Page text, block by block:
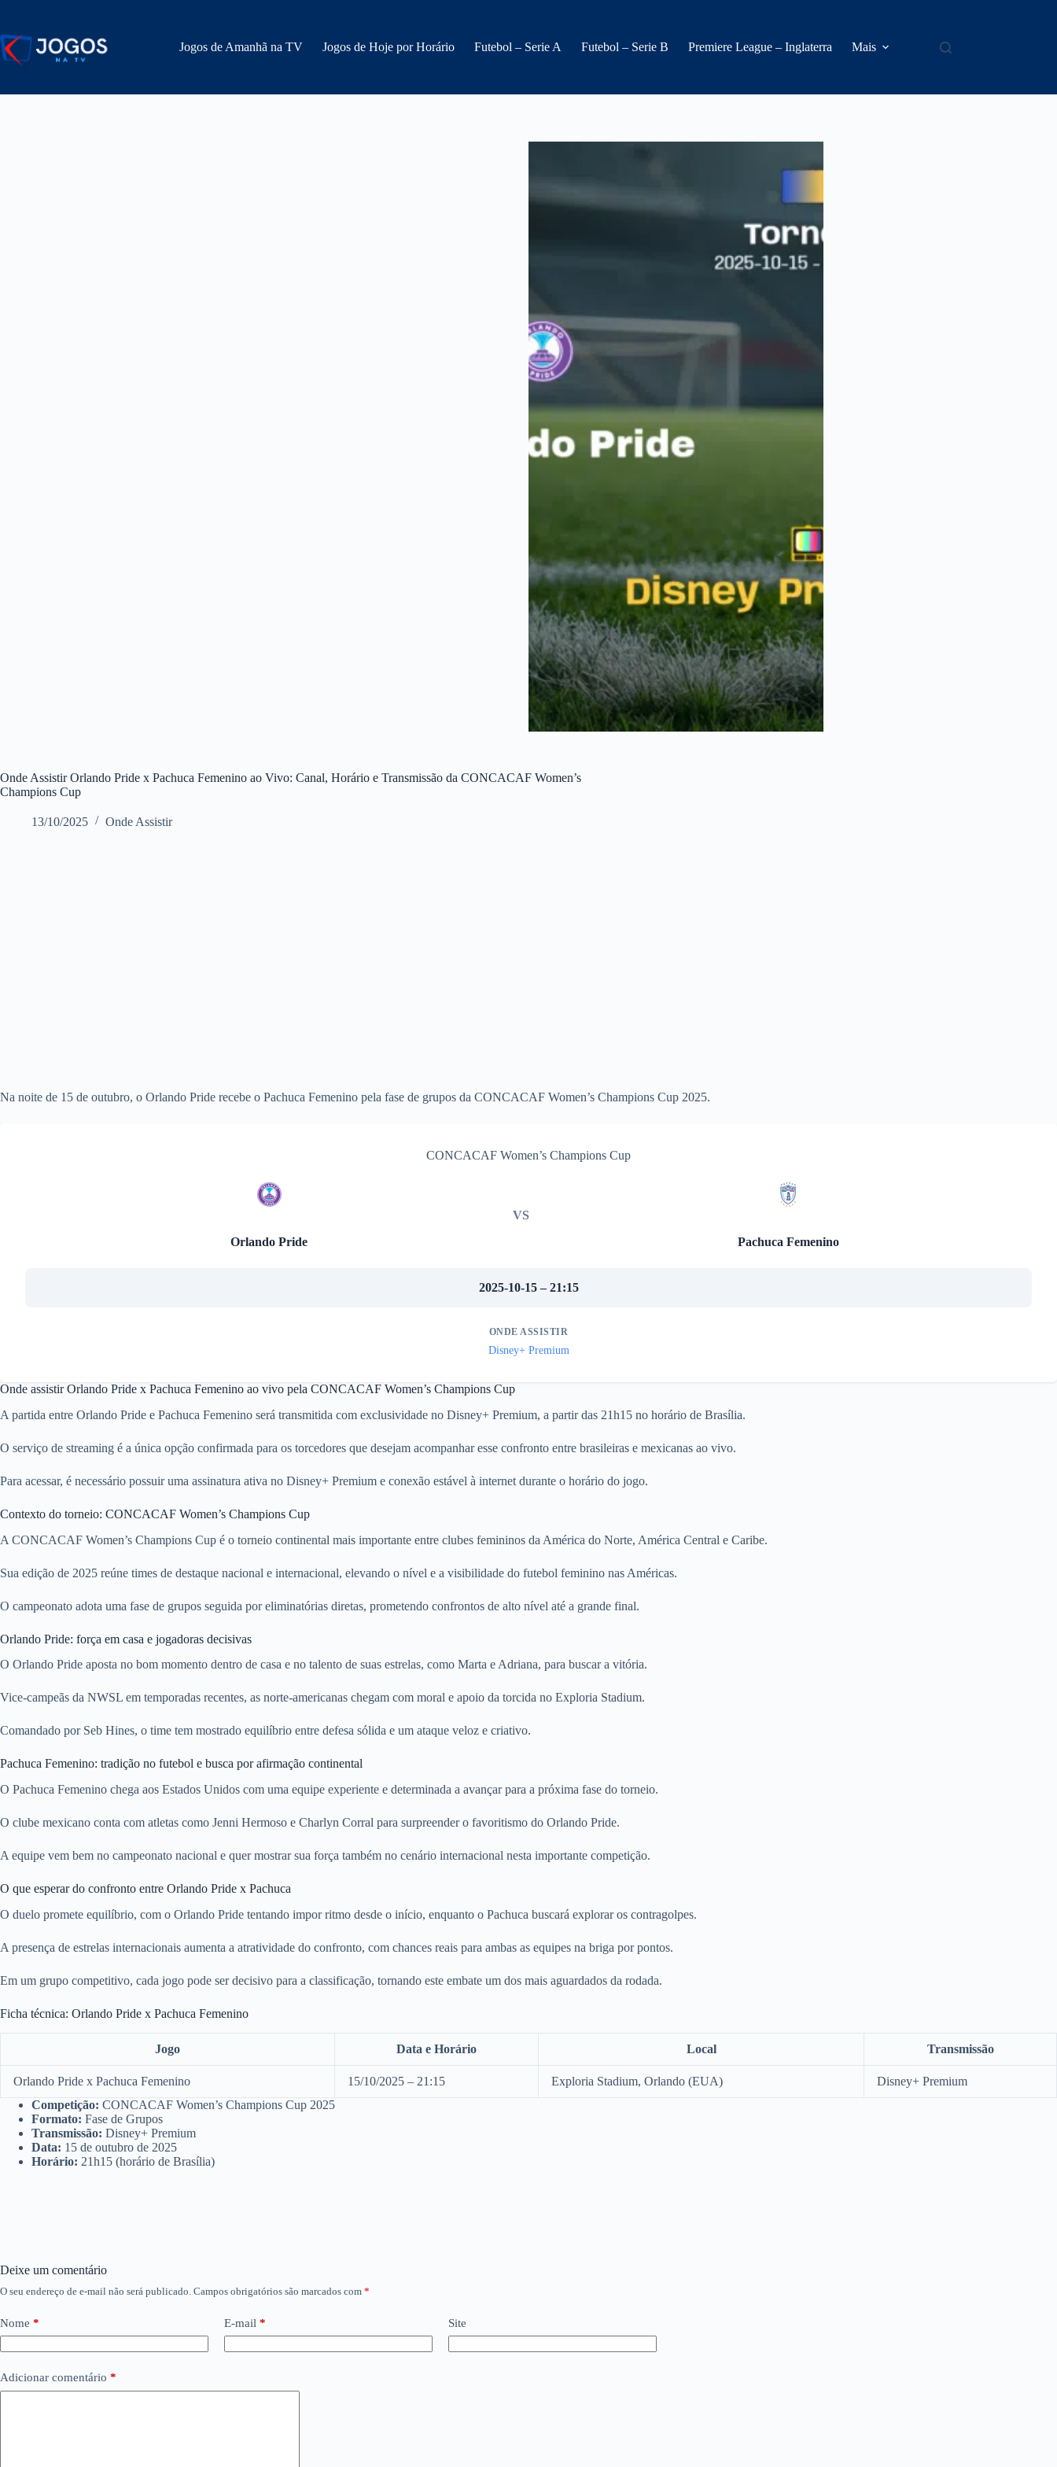
o
conteúdo
Jogos de Amanhã na TV Jogos de Hoje por Horário Futebol – Serie A Futebol – Serie B Premiere League – Inglaterra Mais
Onde Assistir Orlando Pride x Pachuca Femenino ao Vivo: Canal, Horário e Transmissão da CONCACAF Women’s
Champions Cup
13/10/2025 Onde Assistir
Na noite de 15 de outubro, o Orlando Pride recebe o Pachuca Femenino pela fase de grupos da CONCACAF Women’s Champions Cup 2025.
CONCACAF Women’s Champions Cup
Orlando Pride
VS
Pachuca Femenino
2025-10-15 – 21:15
ONDE ASSISTIR
Disney+ Premium
Onde assistir Orlando Pride x Pachuca Femenino ao vivo pela CONCACAF Women’s Champions Cup
A partida entre Orlando Pride e Pachuca Femenino será transmitida com exclusividade no Disney+ Premium, a partir das 21h15 no horário de Brasília.
O serviço de streaming é a única opção confirmada para os torcedores que desejam acompanhar esse confronto entre brasileiras e mexicanas ao vivo.
Para acessar, é necessário possuir uma assinatura ativa no Disney+ Premium e conexão estável à internet durante o horário do jogo.
Contexto do torneio: CONCACAF Women’s Champions Cup
A CONCACAF Women’s Champions Cup é o torneio continental mais importante entre clubes femininos da América do Norte, América Central e Caribe.
Sua edição de 2025 reúne times de destaque nacional e internacional, elevando o nível e a visibilidade do futebol feminino nas Américas.
O campeonato adota uma fase de grupos seguida por eliminatórias diretas, prometendo confrontos de alto nível até a grande final.
Orlando Pride: força em casa e jogadoras decisivas
O Orlando Pride aposta no bom momento dentro de casa e no talento de suas estrelas, como Marta e Adriana, para buscar a vitória.
Vice-campeãs da NWSL em temporadas recentes, as norte-americanas chegam com moral e apoio da torcida no Exploria Stadium.
Comandado por Seb Hines, o time tem mostrado equilíbrio entre defesa sólida e um ataque veloz e criativo.
Pachuca Femenino: tradição no futebol e busca por afirmação continental
O Pachuca Femenino chega aos Estados Unidos com uma equipe experiente e determinada a avançar para a próxima fase do torneio.
O clube mexicano conta com atletas como Jenni Hermoso e Charlyn Corral para surpreender o favoritismo do Orlando Pride.
A equipe vem bem no campeonato nacional e quer mostrar sua força também no cenário internacional nesta importante competição.
O que esperar do confronto entre Orlando Pride x Pachuca
O duelo promete equilíbrio, com o Orlando Pride tentando impor ritmo desde o início, enquanto o Pachuca buscará explorar os contragolpes.
A presença de estrelas internacionais aumenta a atratividade do confronto, com chances reais para ambas as equipes na briga por pontos.
Em um grupo competitivo, cada jogo pode ser decisivo para a classificação, tornando este embate um dos mais aguardados da rodada.
Ficha técnica: Orlando Pride x Pachuca Femenino
Jogo Data e Horário Local Transmissão
Orlando Pride x Pachuca Femenino 15/10/2025 – 21:15 Exploria Stadium, Orlando (EUA)
Disney+ Premium
Competição: CONCACAF Women’s Champions Cup 2025
Formato: Fase de Grupos
Transmissão: Disney+ Premium
Data: 15 de outubro de 2025
Horário: 21h15 (horário de Brasília)
Deixe um comentário
O seu endereço de e-mail não será publicado. Campos obrigatórios são marcados com *
Nome * E-mail * Site
Adicionar comentário *